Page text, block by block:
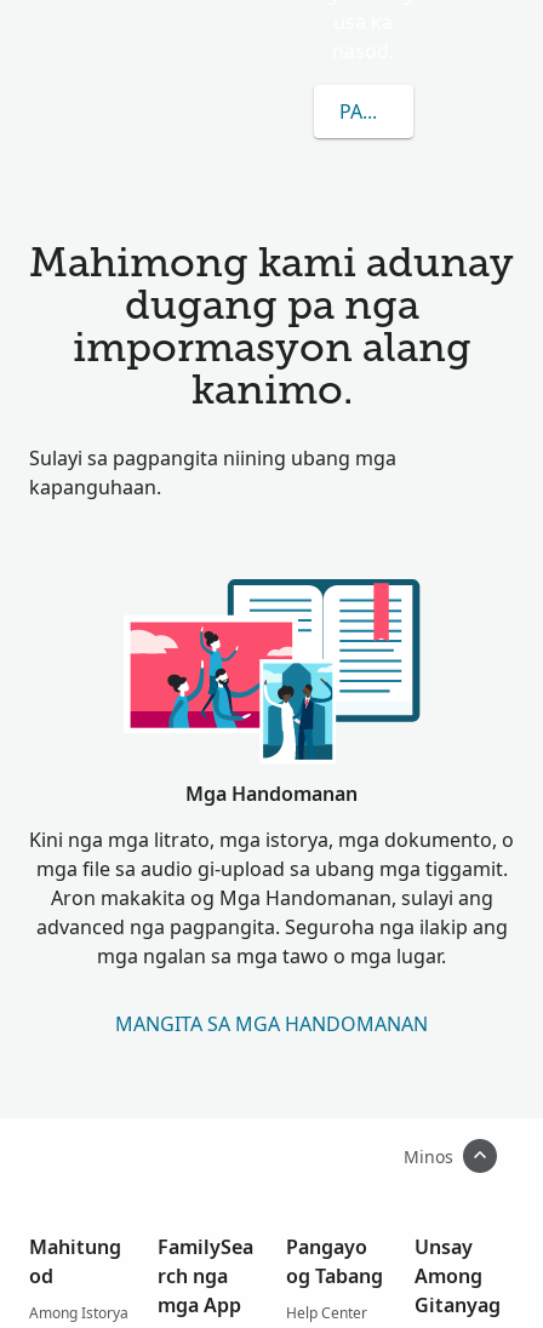
PAGKAT-ON OG
Mahimong kami adunay
dugang pa nga
impormasyon alang
kanimo.
Sulayi sa pagpangita niining ubang mga
kapanguhaan.
Mga Handomanan
Kini nga mga litrato, mga istorya, mga dokumento, o
mga file sa audio gi-upload sa ubang mga tiggamit.
Aron makakita og Mga Handomanan, sulayi ang
advanced nga pagpangita. Seguroha nga ilakip ang
mga ngalan sa mga tawo o mga lugar.
MANGITA SA MGA HANDOMANAN
Minos
Mahitung
od
Among Istorya
FamilySea
rch nga
mga App
Pangayo
og Tabang
Help Center
Unsay
Among
Gitanyag